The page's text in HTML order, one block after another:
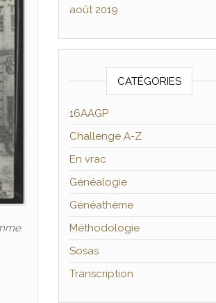
août 2019
CATÉGORIES
16AAGP
Challenge A-Z
En vrac
Généalogie
Généathème
Méthodologie
Sosas
Transcription